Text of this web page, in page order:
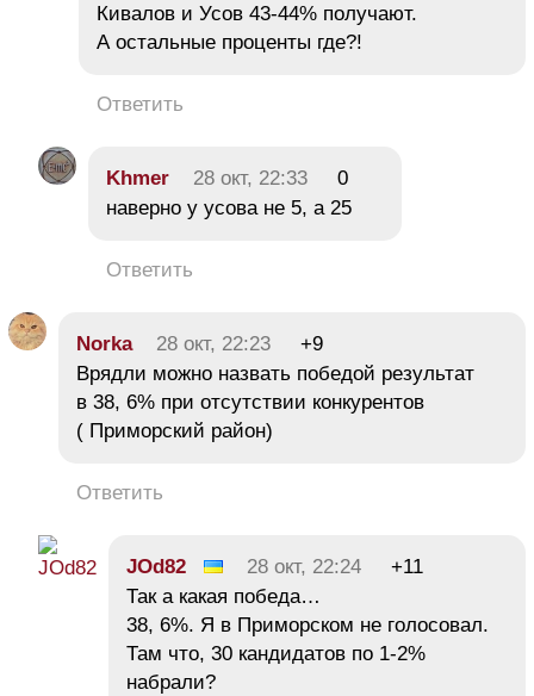
Кивалов и Усов 43-44% получают.
А остальные проценты где?!
Ответить
Khmer 28 окт, 22:33
0
наверно у усова не 5, а 25
Ответить
Norka 28 окт, 22:23
+9
Врядли можно назвать победой результат
в 38, 6% при отсутствии конкурентов
( Приморский район)
Ответить
JOd82 28 окт, 22:24
+11
Так а какая победа…
38, 6%. Я в Приморском не голосовал.
Там что, 30 кандидатов по 1-2%
набрали?